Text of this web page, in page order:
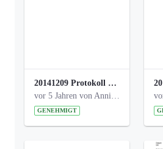
20141209 Protokoll Park am Gesundheitsamt 04.pdf
GENEHMIGT